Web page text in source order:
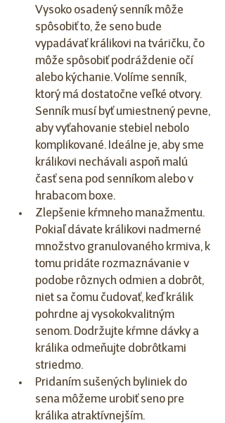
Vysoko osadený senník môže
spôsobiť to, že seno bude
vypadávať králikovi na tváričku, čo
môže spôsobiť podráždenie očí
alebo kýchanie. Volíme senník,
ktorý má dostatočne veľké otvory.
Senník musí byť umiestnený pevne,
aby vyťahovanie stebiel nebolo
komplikované. Ideálne je, aby sme
králikovi nechávali aspoň malú
časť sena pod senníkom alebo v
hrabacom boxe.
Zlepšenie kŕmneho manažmentu.
Pokiaľ dávate králikovi nadmerné
množstvo granulovaného krmiva, k
tomu pridáte rozmaznávanie v
podobe rôznych odmien a dobrôt,
niet sa čomu čudovať, keď králik
pohrdne aj vysokokvalitným
senom. Dodržujte kŕmne dávky a
králika odmeňujte dobrôtkami
striedmo.
Pridaním sušených byliniek do
sena môžeme urobiť seno pre
králika atraktívnejším.